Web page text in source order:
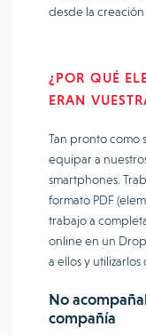
desde la creación
¿POR QUÉ
ERAN
Tan pronto como
equipar a
smartphones.
formato PDF
trabajo a
online en un
a ellos y utilizarlos
No
compañía